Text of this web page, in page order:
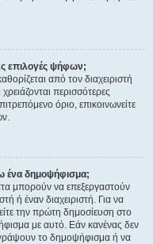
επιλογές ψήφων;
από τον διαχειριστή
περισσότερες
όριο, επικοινωνείτε
ένα δημοψήφισμα;
μπορούν να επεξεργαστούν
ή έναν διαχειριστή. Για να
την πρώτη δημοσίευση στο
με αυτό. Εάν κανένας δεν
το δημοψήφισμα ή να